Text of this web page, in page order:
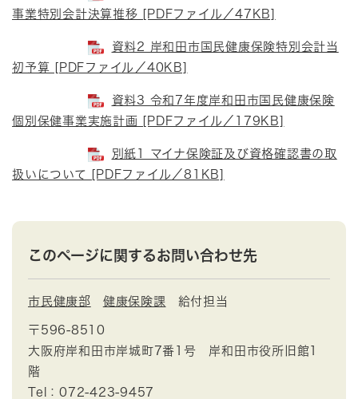
事業特別会計決算推移 [PDFファイル／47KB]
資料2 岸和田市国民健康保険特別会計当
初予算 [PDFファイル／40KB]
資料3 令和7年度岸和田市国民健康保険
個別保健事業実施計画 [PDFファイル／179KB]
別紙1 マイナ保険証及び資格確認書の取
扱いについて [PDFファイル／81KB]
このページに関するお問い合わせ先
市民健康部 健康保険課 給付担当
〒596-8510
大阪府岸和田市岸城町7番1号 岸和田市役所旧館1
階
Tel：072-423-9457